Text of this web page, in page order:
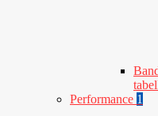
Performance 1